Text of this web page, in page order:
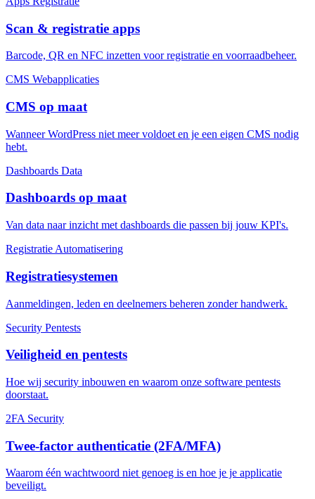
Scan & registratie apps
Barcode, QR en NFC inzetten voor registratie en voorraadbeheer.
CMS Webapplicaties
CMS op maat
Wanneer WordPress niet meer voldoet en je een eigen CMS nodig
hebt.
Dashboards Data
Dashboards op maat
Van data naar inzicht met dashboards die passen bij jouw KPI's.
Registratie Automatisering
Registratiesystemen
Aanmeldingen, leden en deelnemers beheren zonder handwerk.
Security Pentests
Veiligheid en pentests
Hoe wij security inbouwen en waarom onze software pentests
doorstaat.
2FA Security
Twee-factor authenticatie (2FA/MFA)
Waarom één wachtwoord niet genoeg is en hoe je je applicatie
beveiligt.